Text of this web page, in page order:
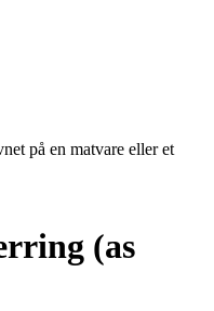
på en matvare eller et
(as